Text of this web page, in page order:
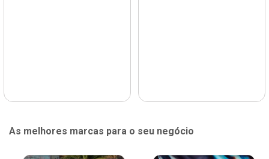
As melhores marcas para o seu negócio